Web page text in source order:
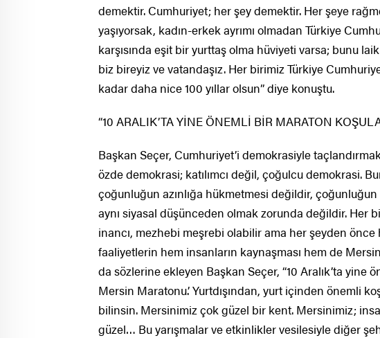
demektir. Cumhuriyet; her şey demektir. Her şeye
yaşıyorsak, kadın-erkek ayrımı olmadan Türkiye
karşısında eşit bir yurttaş olma hüviyeti varsa; bunu
biz bireyiz ve vatandaşız. Her birimiz Türkiye
kadar daha nice 100 yıllar olsun” diye konuştu.
“10 ARALIK’TA YİNE ÖNEMLİ BİR MARATON
Başkan Seçer, Cumhuriyet’i demokrasiyle
özde demokrasi; katılımcı değil, çoğulcu demokrasi.
çoğunluğun azınlığa hükmetmesi değildir,
aynı siyasal düşünceden olmak zorunda değildir. Her
inancı, mezhebi meşrebi olabilir ama her şeyden
faaliyetlerin hem insanların kaynaşması hem de
da sözlerine ekleyen Başkan Seçer, “10 Aralık’ta yine
Mersin Maratonu.’ Yurtdışından, yurt içinden önemli
bilinsin. Mersinimiz çok güzel bir kent. Mersinimiz;
güzel… Bu yarışmalar ve etkinlikler vesilesiyle diğer